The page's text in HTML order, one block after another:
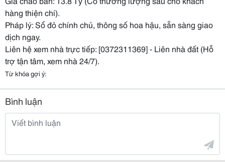
hàng thiện chí).
Pháp lý: Sổ đỏ chính chủ, thông số hoa hậu, sẵn sàng giao
dịch ngay.
Liên hệ xem nhà trực tiếp: [0372311369] - Liên nhà đất (Hỗ
trợ tận tâm, xem nhà 24/7).
Từ khóa gợi ý:
Bình luận